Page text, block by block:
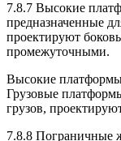
7.8.7 Высокие
предназначенные
проектируют
промежуточными.
Высокие
Грузовые
грузов,
7.8.8 Пограничные